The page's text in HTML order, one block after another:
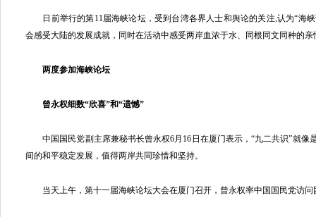
日前举行的第11届海峡论坛，受到台湾各界人士和舆论的关注,认为“海
会感受大陆的发展成就，同时在活动中感受两岸血浓于水、同根同文同种的亲
两度参加海峡论坛
曾永权细数“欣喜”和“遗憾”
中国国民党副主席兼秘书长曾永权6月16日在厦门表示，“九二共识”就像
间的和平稳定发展，值得两岸共同珍惜和坚持。
当天上午，第十一届海峡论坛大会在厦门召开，曾永权率中国国民党访问